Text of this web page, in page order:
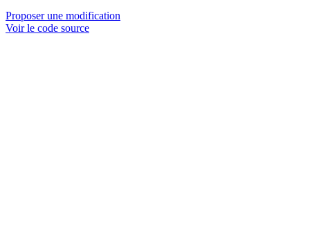
Proposer une modification
Voir le code source